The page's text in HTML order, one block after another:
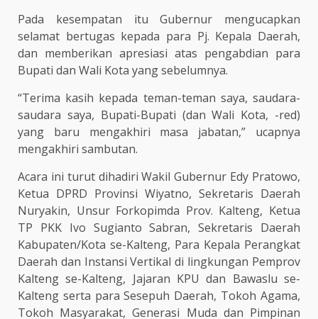
Pada kesempatan itu Gubernur mengucapkan
selamat bertugas kepada para Pj. Kepala Daerah,
dan memberikan apresiasi atas pengabdian para
Bupati dan Wali Kota yang sebelumnya.
“Terima kasih kepada teman-teman saya, saudara-
saudara saya, Bupati-Bupati (dan Wali Kota, -red)
yang baru mengakhiri masa jabatan,” ucapnya
mengakhiri sambutan.
Acara ini turut dihadiri Wakil Gubernur Edy Pratowo,
Ketua DPRD Provinsi Wiyatno, Sekretaris Daerah
Nuryakin, Unsur Forkopimda Prov. Kalteng, Ketua
TP PKK Ivo Sugianto Sabran, Sekretaris Daerah
Kabupaten/Kota se-Kalteng, Para Kepala Perangkat
Daerah dan Instansi Vertikal di lingkungan Pemprov
Kalteng se-Kalteng, Jajaran KPU dan Bawaslu se-
Kalteng serta para Sesepuh Daerah, Tokoh Agama,
Tokoh Masyarakat, Generasi Muda dan Pimpinan